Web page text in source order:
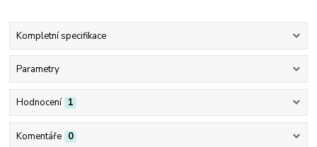
Kompletní specifikace
Parametry
Hodnocení 1
Komentáře 0